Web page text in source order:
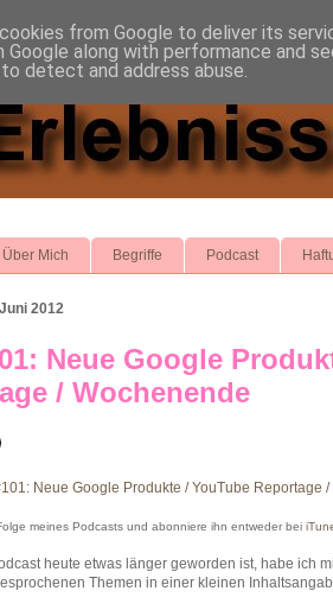
Über Mich Begriffe Podcast
2012
Neue Google
/ Wochenende
Neue Google Produkte / YouTube Reportage
meines Podcasts und abonniere ihn entweder bei
heute etwas länger geworden ist, habe ich
Themen in einer kleinen
from Google to deliver its
Google along with performance and
detect and address abuse.